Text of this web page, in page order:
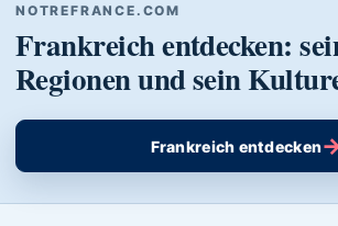
NOTREFRANCE.COM
Frankreich entdecken:
Regionen und sein
Frankreich entdecken